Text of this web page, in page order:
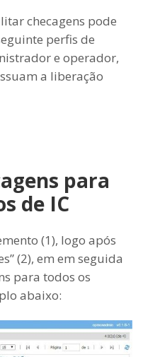
checagens pode
perfis de
e operador,
a liberação
para
de IC
(1), logo após
(2), em em seguida
para todos os
abaixo: